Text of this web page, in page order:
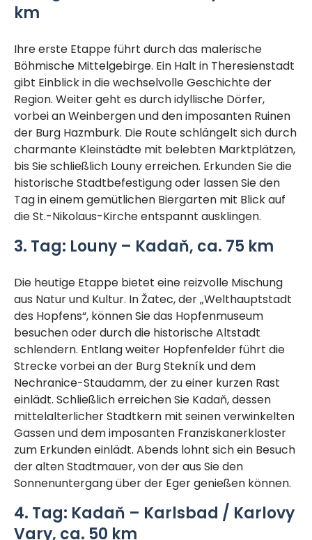
km
Ihre erste Etappe führt durch das malerische
Böhmische Mittelgebirge. Ein Halt in Theresienstadt
gibt Einblick in die wechselvolle Geschichte der
Region. Weiter geht es durch idyllische Dörfer,
vorbei an Weinbergen und den imposanten Ruinen
der Burg Hazmburk. Die Route schlängelt sich durch
charmante Kleinstädte mit belebten Marktplätzen,
bis Sie schließlich Louny erreichen. Erkunden Sie die
historische Stadtbefestigung oder lassen Sie den
Tag in einem gemütlichen Biergarten mit Blick auf
die St.-Nikolaus-Kirche entspannt ausklingen.
3. Tag: Louny – Kadaň, ca. 75 km
Die heutige Etappe bietet eine reizvolle Mischung
aus Natur und Kultur. In Žatec, der „Welthauptstadt
des Hopfens“, können Sie das Hopfenmuseum
besuchen oder durch die historische Altstadt
schlendern. Entlang weiter Hopfenfelder führt die
Strecke vorbei an der Burg Stekník und dem
Nechranice-Staudamm, der zu einer kurzen Rast
einlädt. Schließlich erreichen Sie Kadaň, dessen
mittelalterlicher Stadtkern mit seinen verwinkelten
Gassen und dem imposanten Franziskanerkloster
zum Erkunden einlädt. Abends lohnt sich ein Besuch
der alten Stadtmauer, von der aus Sie den
Sonnenuntergang über der Eger genießen können.
4. Tag: Kadaň – Karlsbad / Karlovy
Vary, ca. 50 km